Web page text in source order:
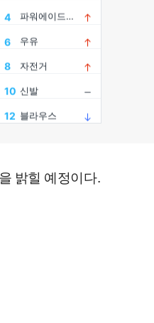
밝힐 예정이다.